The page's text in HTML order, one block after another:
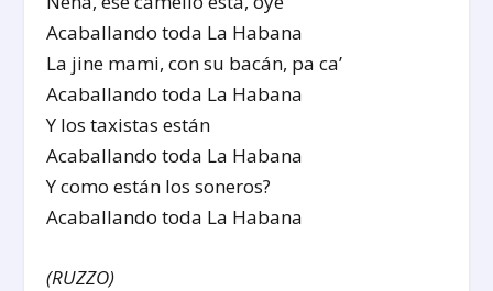
Acaballando toda La Habana
La jine mami, con su bacán, pa ca’
Acaballando toda La Habana
Y los taxistas están
Acaballando toda La Habana
Y como están los soneros?
Acaballando toda La Habana
(RUZZO)